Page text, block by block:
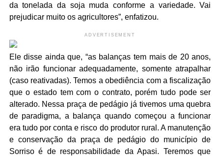
da tonelada da soja muda conforme a variedade. Vai
prejudicar muito os agricultores”, enfatizou.
ADVERTISEMENT
Ele disse ainda que, “as balanças tem mais de 20 anos,
não irão funcionar adequadamente, somente atrapalhar
(caso reativadas). Temos a obediência com a fiscalização
que o estado tem com o contrato, porém tudo pode ser
alterado. Nessa praça de pedágio já tivemos uma quebra
de paradigma, a balança quando começou a funcionar
era tudo por conta e risco do produtor rural. A manutenção
e conservação da praça de pedágio do município de
Sorriso é de responsabilidade da Apasi. Teremos que